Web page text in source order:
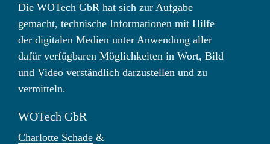
Die WOTech GbR hat sich zur Aufgabe
gemacht, technische Informationen mit Hilfe
der digitalen Medien unter Anwendung aller
dafür verfügbaren Möglichkeiten in Wort, Bild
und Video verständlich darzustellen und zu
vermitteln.
WOTech GbR
Charlotte Schade &